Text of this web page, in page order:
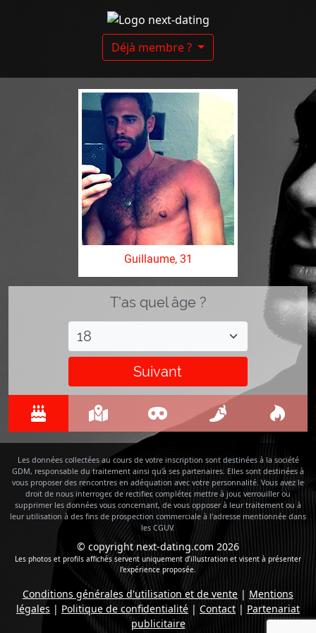
Déjà membre ?
Guillaume, 31
T'as quel âge ?
Suivant
Les données collectées au cours de votre inscription sont destinées à la société
GDM, responsable du traitement ainsi qu'à ses partenaires. Elles sont destinées à
vous proposer des rencontres en adéquation avec votre personnalité. Vous avez le
droit de nous interroger, de rectifier, compléter, mettre à jour, verrouiller ou
supprimer les données vous concernant, de vous opposer à leur traitement ou à
leur utilisation à des fins de prospection commerciale à l'adresse mentionnée dans
les CGUV.
© copyright next-dating.com 2026
Les photos et profils affichés servent uniquement d’illustration et visent à présenter
l’expérience proposée.
Conditions générales d'utilisation et de vente | Mentions
légales | Politique de confidentialité | Contact | Partenariat
publicitaire